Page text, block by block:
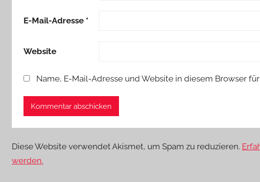
E-Mail-Adresse *
Website
Name, E-Mail-Adresse und Website in diesem Browser
Diese Website verwendet Akismet, um Spam zu reduzieren.
werden.